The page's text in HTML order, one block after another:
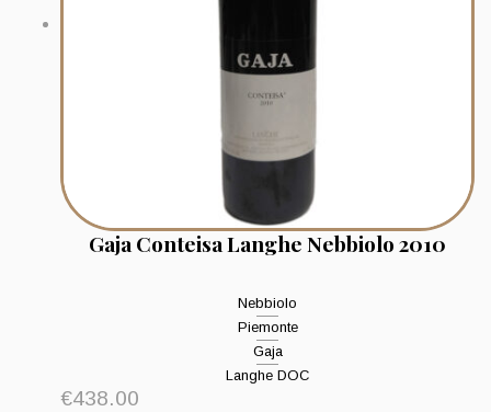
Gaja Conteisa Langhe Nebbiolo 2010
Nebbiolo
Piemonte
Gaja
Langhe DOC
€438.00